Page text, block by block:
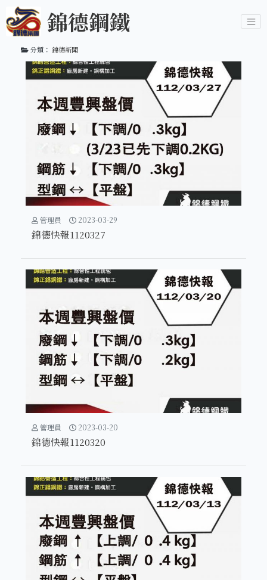
錦德鋼鐵
分類： 錦德新聞
管理員 2023-03-29
錦德快報1120327
管理員 2023-03-20
錦德快報1120320